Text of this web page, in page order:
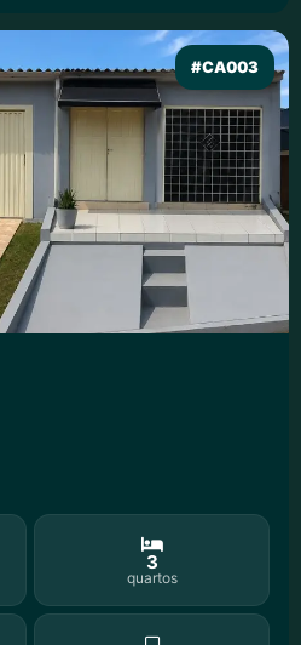
#CA003
3
quartos